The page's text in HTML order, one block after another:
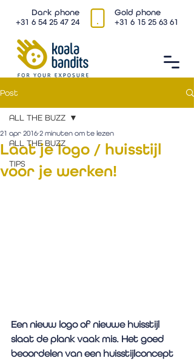
Dark phone
+31 6 54 25 47 24
Gold phone
+31 6 15 25 63 61
Post
ALL THE BUZZ
TIPS
ALL THE BUZZ
Laat je logo / huisstijl
voor je werken!
21 apr 2016 2 minuten om te lezen
Een nieuw logo of nieuwe huisstijl
slaat de plank vaak mis. Het goed
beoordelen van een huisstijlconcept